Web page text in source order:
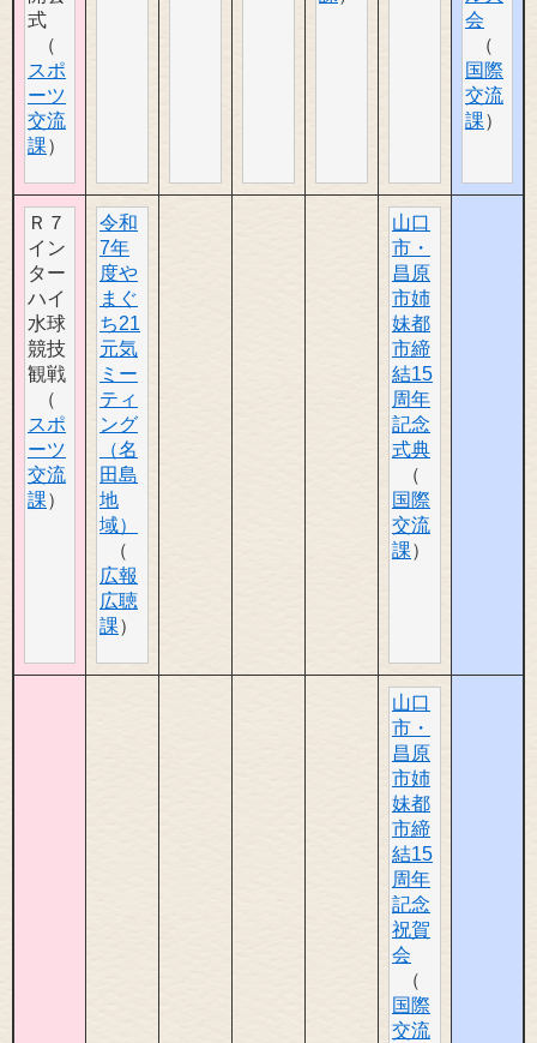
式
スポ
ーツ
交流
課
会
国際
交流
課
Ｒ７
イン
ター
ハイ
水球
競技
観戦
スポ
ーツ
交流
課
令和
7年
度や
まぐ
ち21
元気
ミー
ティ
ング
（名
田島
地
域）
広報
広聴
課
山口
市・
昌原
市姉
妹都
市締
結15
周年
記念
式典
国際
交流
課
山口
市・
昌原
市姉
妹都
市締
結15
周年
記念
祝賀
会
国際
交流